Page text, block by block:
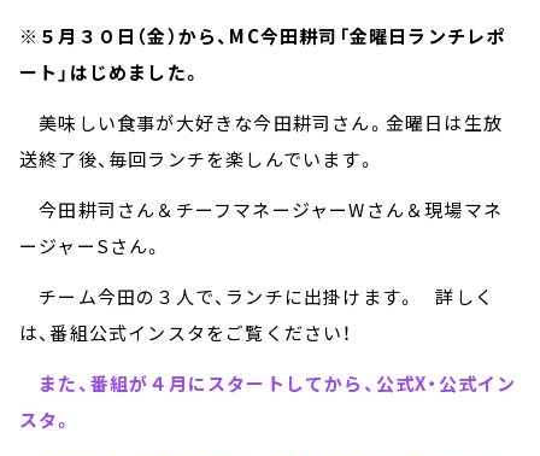
※５月３０日（金）から、MC今田耕司「金曜日ランチレポ
ート」はじめました。
美味しい食事が大好きな今田耕司さん。金曜日は生放
送終了後、毎回ランチを楽しんでいます。
今田耕司さん＆チーフマネージャーWさん＆現場マネ
ージャーSさん。
チーム今田の３人で、ランチに出掛けます。 詳しく
は、番組公式インスタをご覧ください！
また、番組が４月にスタートしてから、公式X・公式イン
スタ。